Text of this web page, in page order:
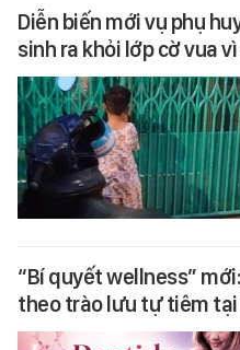
Diễn biến mới vụ phụ
sinh ra khỏi lớp cờ vua
“Bí quyết wellness”
theo trào lưu tự tiêm tại